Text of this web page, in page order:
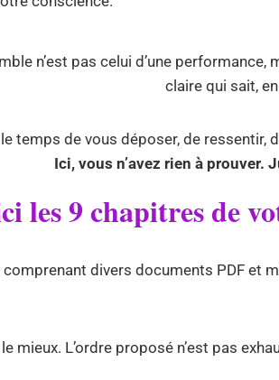
n’est pas celui d’une
claire qui sait,
temps de vous déposer, de ressentir,
Ici, vous n’avez rien à prouver.
les 9 chapitres de
divers documents PDF et
mieux. L’ordre proposé n’est pas